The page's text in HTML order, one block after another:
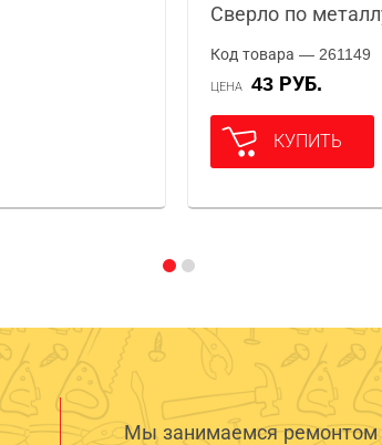
Сверло по
Код товара — 261149
ЦЕНА 43 РУБ.
КУПИТЬ
Мы занимаемся ремонтом